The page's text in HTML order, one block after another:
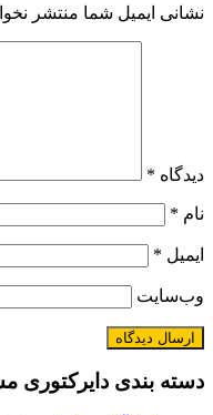
نشانی ایمیل شما منتشر
دیدگاه *
نام *
ایمیل *
وب‌سایت
دسته بندی دایرکتوری